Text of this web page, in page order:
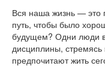
Вся наша жизнь — это
путь, чтобы было
будущем? Одни люди
дисциплины,
предпочитают жить